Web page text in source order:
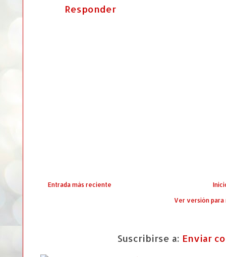
Responder
Entrada más reciente
Ver versión
Suscribirse a: Enviar